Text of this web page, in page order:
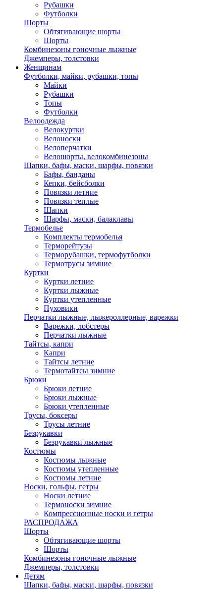
Рубашки
Футболки
Шорты
Обтягивающие шорты
Шорты
Комбинезоны гоночные лыжные
Джемперы, толстовки
Женщинам
Футболки, майки, рубашки, топы
Майки
Рубашки
Топы
Футболки
Велоодежда
Велокуртки
Велоноски
Велоперчатки
Велошорты, велокомбинезоны
Шапки, бафы, маски, шарфы, повязки
Бафы, банданы
Кепки, бейсболки
Повязки летние
Повязки теплые
Шапки
Шарфы, маски, балаклавы
Термобелье
Комплекты термобелья
Терморейтузы
Терморубашки, термофутболки
Термотрусы зимние
Куртки
Куртки летние
Куртки лыжные
Куртки утепленные
Пуховики
Перчатки лыжные, лыжероллерные, варежки
Варежки, лобстеры
Перчатки лыжные
Тайтсы, капри
Капри
Тайтсы летние
Термотайтсы зимние
Брюки
Брюки летние
Брюки лыжные
Брюки утепленные
Трусы, боксеры
Трусы летние
Безрукавки
Безрукавки лыжные
Костюмы
Костюмы лыжные
Костюмы утепленные
Костюмы летние
Носки, гольфы, гетры
Носки летние
Термоноски зимние
Компрессионные носки и гетры
РАСПРОДАЖА
Шорты
Обтягивающие шорты
Шорты
Комбинезоны гоночные лыжные
Джемперы, толстовки
Детям
Шапки, бафы, маски, шарфы, повязки